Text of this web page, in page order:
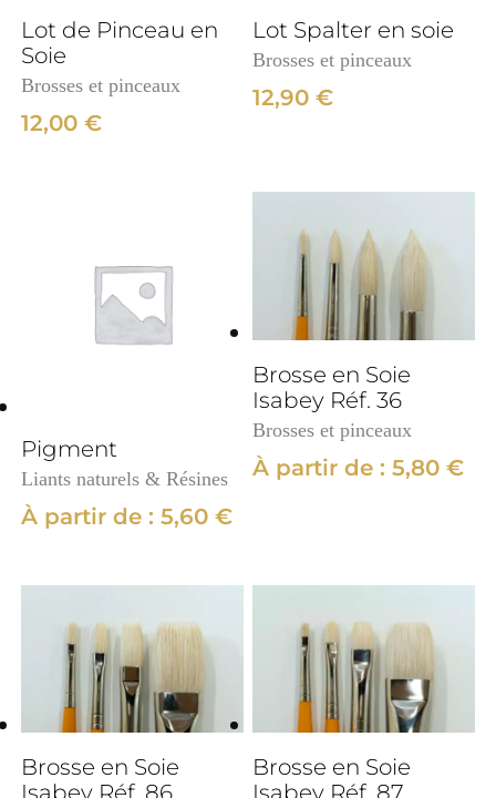
Lot de Pinceau en
Soie
Brosses et pinceaux
12,00€
Lot Spalter en soie
Brosses et pinceaux
12,90€
Pigment
Liants naturels & Résines
À partir de :5,60€
Brosse en Soie
Isabey Réf. 36
Brosses et pinceaux
À partir de :5,80€
Brosse en Soie
Brosse en Soie